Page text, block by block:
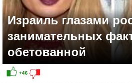
Израиль глазами
занимательных
обетованной